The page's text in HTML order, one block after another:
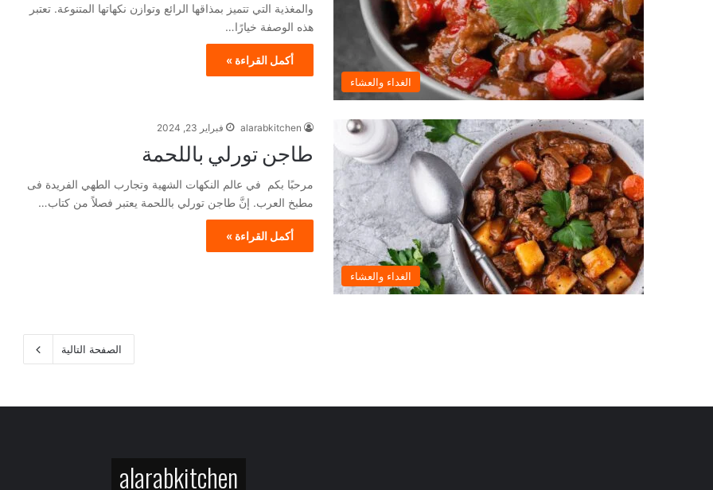
الغداء والعشاء
والمغذية التي تتميز بمذاقها الرائع وتوازن نكهاتها المتنوعة. تعتبر
هذه الوصفة خيارًا…
أكمل القراءة »
الغداء والعشاء
alarabkitchen فبراير 23, 2024
طاجن تورلي باللحمة
مرحبًا بكم في عالم النكهات الشهية وتجارب الطهي الفريدة فى
مطبخ العرب. إنَّ طاجن تورلي باللحمة يعتبر فصلاً من كتاب…
أكمل القراءة »
الصفحة التالية
alarabkitchen